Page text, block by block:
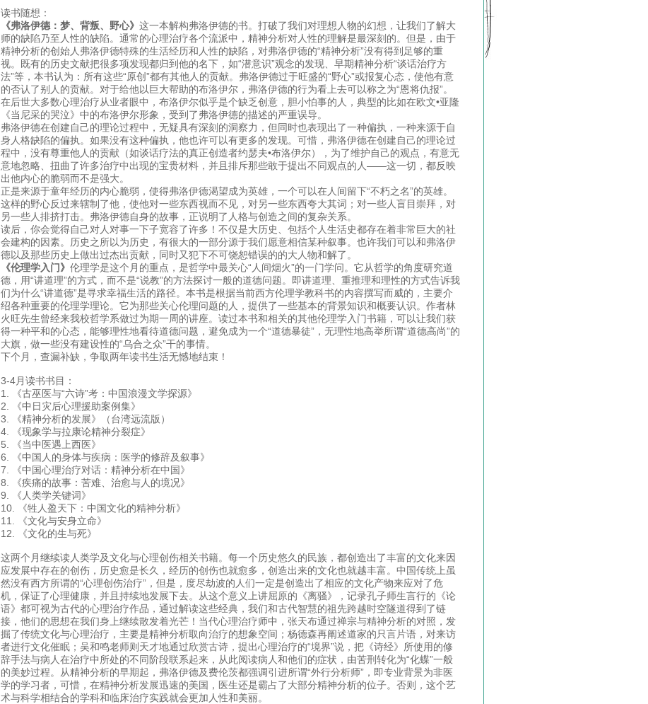
读书随想：
《弗洛伊德：梦、背叛、野心》这一本解构弗洛伊德的书。打破了我们对理想人物的幻想，让我们了解大
师的缺陷乃至人性的缺陷。通常的心理治疗各个流派中，精神分析对人性的理解是最深刻的。但是，由于
精神分析的创始人弗洛伊德特殊的生活经历和人性的缺陷，对弗洛伊德的“精神分析”没有得到足够的重
视。既有的历史文献把很多项发现都归到他的名下，如“潜意识”观念的发现、早期精神分析“谈话治疗方
法”等，本书认为：所有这些“原创”都有其他人的贡献。弗洛伊德过于旺盛的“野心”或报复心态，使他有意
的否认了别人的贡献。对于给他以巨大帮助的布洛伊尔，弗洛伊德的行为看上去可以称之为“恩将仇报”。
在后世大多数心理治疗从业者眼中，布洛伊尔似乎是个缺乏创意，胆小怕事的人，典型的比如在欧文•亚隆
《当尼采的哭泣》中的布洛伊尔形象，受到了弗洛伊德的描述的严重误导。
弗洛伊德在创建自己的理论过程中，无疑具有深刻的洞察力，但同时也表现出了一种偏执，一种来源于自
身人格缺陷的偏执。如果没有这种偏执，他也许可以有更多的发现。可惜，弗洛伊德在创建自己的理论过
程中，没有尊重他人的贡献（如谈话疗法的真正创造者约瑟夫•布洛伊尔），为了维护自己的观点，有意无
意地忽略、扭曲了许多治疗中出现的宝贵材料，并且排斥那些敢于提出不同观点的人——这一切，都反映
出他内心的脆弱而不是强大。
正是来源于童年经历的内心脆弱，使得弗洛伊德渴望成为英雄，一个可以在人间留下“不朽之名”的英雄。
这样的野心反过来辖制了他，使他对一些东西视而不见，对另一些东西夸大其词；对一些人盲目崇拜，对
另一些人排挤打击。弗洛伊德自身的故事，正说明了人格与创造之间的复杂关系。
读后，你会觉得自己对人对事一下子宽容了许多！不仅是大历史、包括个人生活史都存在着非常巨大的社
会建构的因素。历史之所以为历史，有很大的一部分源于我们愿意相信某种叙事。也许我们可以和弗洛伊
德以及那些历史上做出过杰出贡献，同时又犯下不可饶恕错误的的大人物和解了。
《伦理学入门》伦理学是这个月的重点，是哲学中最关心“人间烟火”的一门学问。它从哲学的角度研究道
德，用“讲道理”的方式，而不是“说教”的方法探讨一般的道德问题。即讲道理、重推理和理性的方式告诉我
们为什么“讲道德”是寻求幸福生活的路径。本书是根据当前西方伦理学教科书的内容撰写而威的，主要介
绍各种重要的伦理学理论。它为那些关心伦理问题的人，提供了一些基本的背景知识和概要认识。作者林
火旺先生曾经来我校哲学系做过为期一周的讲座。读过本书和相关的其他伦理学入门书籍，可以让我们获
得一种平和的心态，能够理性地看待道德问题，避免成为一个“道德暴徒”，无理性地高举所谓“道德高尚”的
大旗，做一些没有建设性的“乌合之众”干的事情。
下个月，查漏补缺，争取两年读书生活无憾地结束！
3-4月读书书目：
1. 《古巫医与“六诗”考：中国浪漫文学探源》
2. 《中日灾后心理援助案例集》
3. 《精神分析的发展》（台湾远流版）
4. 《现象学与拉康论精神分裂症》
5. 《当中医遇上西医》
6. 《中国人的身体与疾病：医学的修辞及叙事》
7. 《中国心理治疗对话：精神分析在中国》
8. 《疾痛的故事：苦难、治愈与人的境况》
9. 《人类学关键词》
10. 《牲人盈天下：中国文化的精神分析》
11. 《文化与安身立命》
12. 《文化的生与死》
这两个月继续读人类学及文化与心理创伤相关书籍。每一个历史悠久的民族，都创造出了丰富的文化来因
应发展中存在的创伤，历史愈是长久，经历的创伤也就愈多，创造出来的文化也就越丰富。中国传统上虽
然没有西方所谓的“心理创伤治疗”，但是，度尽劫波的人们一定是创造出了相应的文化产物来应对了危
机，保证了心理健康，并且持续地发展下去。从这个意义上讲屈原的《离骚》，记录孔子师生言行的《论
语》都可视为古代的心理治疗作品，通过解读这些经典，我们和古代智慧的祖先跨越时空隧道得到了链
接，他们的思想在我们身上继续散发着光芒！当代心理治疗师中，张天布通过禅宗与精神分析的对照，发
掘了传统文化与心理治疗，主要是精神分析取向治疗的想象空间；杨德森再阐述道家的只言片语，对来访
者进行文化催眠；吴和鸣老师则天才地通过欣赏古诗，提出心理治疗的“境界”说，把《诗经》所使用的修
辞手法与病人在治疗中所处的不同阶段联系起来，从此阅读病人和他们的症状，由苦刑转化为“化蝶”一般
的美妙过程。从精神分析的早期起，弗洛伊德及费伦茨都强调引进所谓“外行分析师”，即专业背景为非医
学的学习者，可惜，在精神分析发展迅速的美国，医生还是霸占了大部分精神分析的位子。否则，这个艺
术与科学相结合的学科和临床治疗实践就会更加人性和美丽。